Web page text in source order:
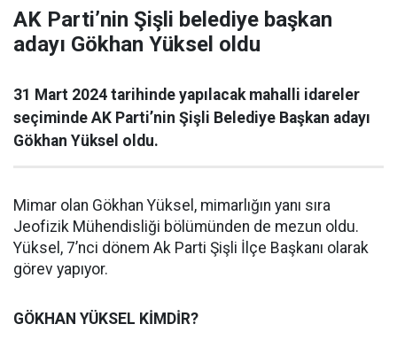
AK Parti’nin Şişli belediye başkan
adayı Gökhan Yüksel oldu
31 Mart 2024 tarihinde yapılacak mahalli idareler
seçiminde AK Parti’nin Şişli Belediye Başkan adayı
Gökhan Yüksel oldu.
Mimar olan Gökhan Yüksel, mimarlığın yanı sıra
Jeofizik Mühendisliği bölümünden de mezun oldu.
Yüksel, 7’nci dönem Ak Parti Şişli İlçe Başkanı olarak
görev yapıyor.
GÖKHAN YÜKSEL KİMDİR?